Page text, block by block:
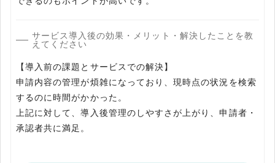
サービス導入後の効果・メリット・解決したことを教
えてください
【導入前の課題とサービスでの解決】
申請内容の管理が煩雑になっており、現時点の状況を検索
するのに時間がかかった。
上記に対して、導入後管理のしやすさが上がり、申請者・
承認者共に満足。